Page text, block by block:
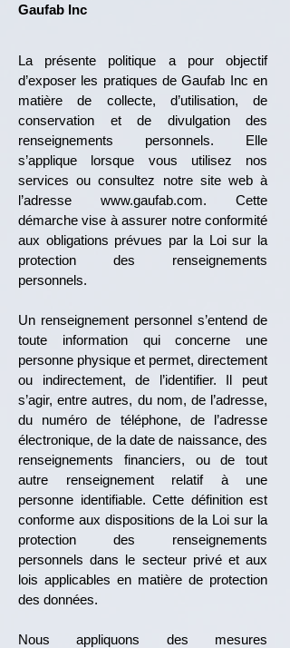
Gaufab Inc
La présente politique a pour objectif
d’exposer les pratiques de Gaufab Inc en
matière de collecte, d’utilisation, de
conservation et de divulgation des
renseignements personnels. Elle
s’applique lorsque vous utilisez nos
services ou consultez notre site web à
l’adresse www.gaufab.com. Cette
démarche vise à assurer notre conformité
aux obligations prévues par la Loi sur la
protection des renseignements
personnels.
Un renseignement personnel s’entend de
toute information qui concerne une
personne physique et permet, directement
ou indirectement, de l’identifier. Il peut
s’agir, entre autres, du nom, de l’adresse,
du numéro de téléphone, de l’adresse
électronique, de la date de naissance, des
renseignements financiers, ou de tout
autre renseignement relatif à une
personne identifiable. Cette définition est
conforme aux dispositions de la Loi sur la
protection des renseignements
personnels dans le secteur privé et aux
lois applicables en matière de protection
des données.
Nous appliquons des mesures